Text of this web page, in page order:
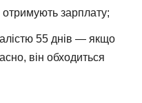
отримують зарплату;
55 днів — якщо
він обходиться